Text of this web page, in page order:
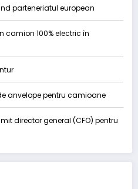
parteneriatul european
camion 100% electric în
anvelope pentru camioane
director general (CFO) pentru